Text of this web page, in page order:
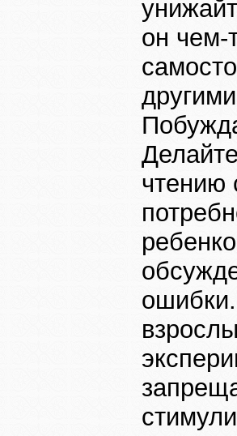
он чем-
чтению